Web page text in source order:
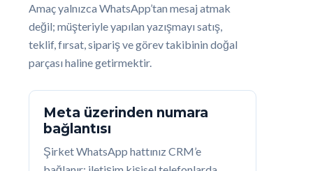
Amaç yalnızca WhatsApp’tan mesaj atmak
değil; müşteriyle yapılan yazışmayı satış,
teklif, fırsat, sipariş ve görev takibinin doğal
parçası haline getirmektir.
Meta üzerinden numara
bağlantısı
Şirket WhatsApp hattınız CRM’e